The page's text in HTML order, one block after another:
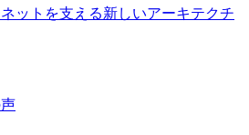
ットを支える新しいアーキテクチ